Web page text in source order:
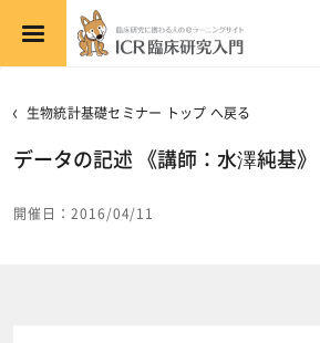
メインコンテンツへスキップする
生物統計基礎セミナー トップ へ戻る
データの記述 《講師：水澤純基》
開催日：2016/04/11